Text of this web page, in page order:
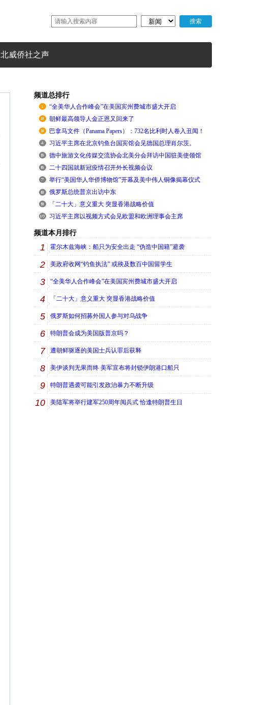
北威侨社之声
频道总排行
“全美华人合作峰会”在美国宾州费城市盛大开启
朝鲜最高领导人金正恩又回来了
巴拿马文件（Panama Papers）：732名比利时人卷入丑闻！
习近平主席在北京钓鱼台国宾馆会见德国总理肖尔茨。
德中旅游文化传媒交流协会北美分会拜访中国驻美使领馆
二十四国就新冠疫情召开外长视频会议
举行“美国华人华侨博物馆”开幕及美中伟人铜像揭幕仪式
俄罗斯总统普京出访中东
「二十大」意义重大 突显香港战略价值
习近平主席以视频方式会见欧盟和欧洲理事会主席
频道本月排行
1 霍尔木兹海峡：船只为安全出走 “伪造中国籍”避袭
2 美政府收网“钓鱼执法” 或殃及数百中国留学生
3 “全美华人合作峰会”在美国宾州费城市盛大开启
4 「二十大」意义重大 突显香港战略价值
5 俄罗斯如何招募外国人参与对乌战争
6 特朗普会成为美国版普京吗？
7 遭朝鲜驱逐的美国士兵认罪后获释
8 美伊谈判无果而终 美军宣布将封锁伊朗港口船只
9 特朗普遇袭可能引发政治暴力不断升级
10 美陆军将举行建军250周年阅兵式 恰逢特朗普生日